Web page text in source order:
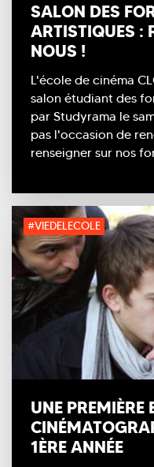
SALON DES
ARTISTIQUES :
NOUS !
L'école de cinéma
salon étudiant des
par Studyrama le
pas l'occasion de
renseigner sur nos
#VIEDELECOLE
UNE PREMIÈRE
1ÈRE ANNÉE